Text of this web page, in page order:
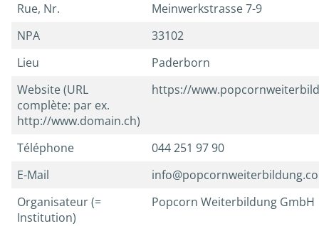
Rue, Nr.
Meinwerkstrasse 7-9
NPA
33102
Lieu
Paderborn
Website (URL
complète: par ex.
http://www.domain.ch)
https://
Téléphone
044 251 97 90
E-Mail
Organisateur (=
Institution)
Popcorn Weiterbildung GmbH